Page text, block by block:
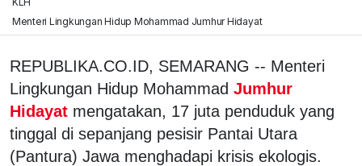
Menteri Lingkungan Hidup Mohammad Jumhur Hidayat
REPUBLIKA.CO.ID, SEMARANG -- Menteri
Lingkungan Hidup Mohammad Jumhur
Hidayat mengatakan, 17 juta penduduk yang
tinggal di sepanjang pesisir Pantai Utara
(Pantura) Jawa menghadapi krisis ekologis.